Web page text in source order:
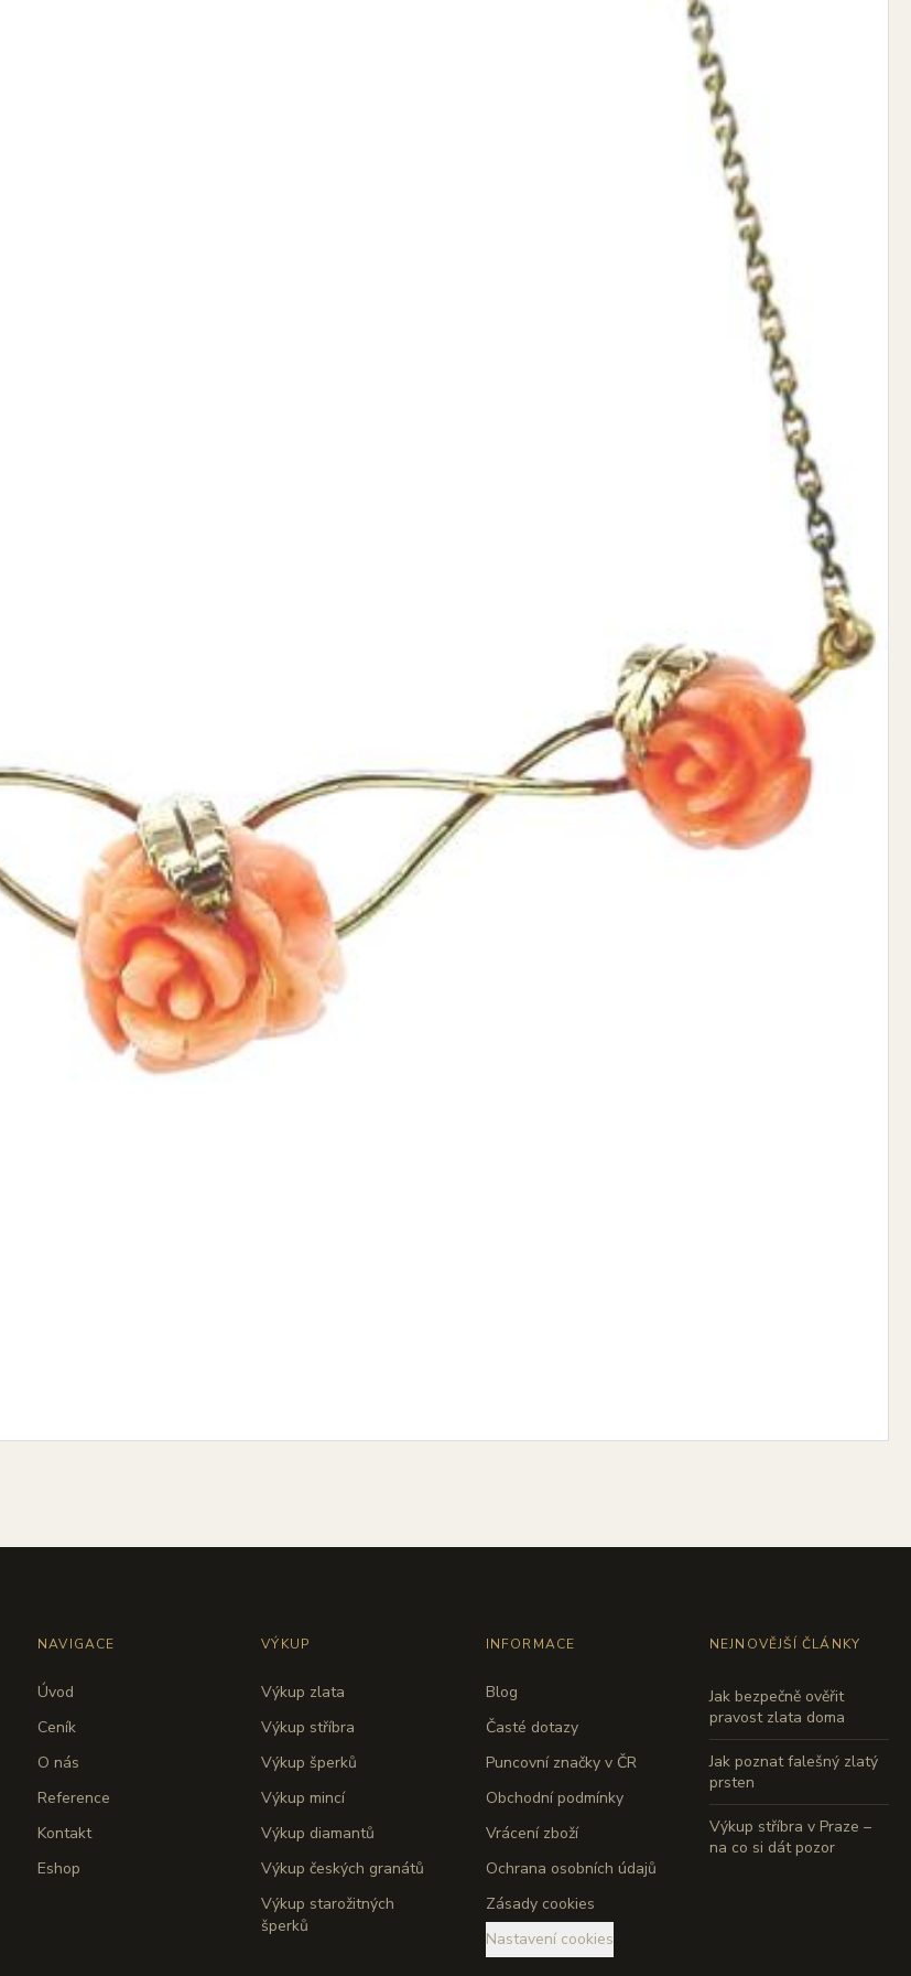
NAVIGACE
Úvod
Ceník
O nás
Reference
Kontakt
Eshop
VÝKUP
Výkup zlata
Výkup stříbra
Výkup šperků
Výkup mincí
Výkup diamantů
Výkup českých granátů
Výkup starožitných
šperků
INFORMACE
Blog
Časté dotazy
Puncovní značky v ČR
Obchodní podmínky
Vrácení zboží
Ochrana osobních údajů
Zásady cookies
Nastavení cookies
NEJNOVĚJŠÍ ČLÁNKY
Jak bezpečně ověřit
pravost zlata doma
Jak poznat falešný zlatý
prsten
Výkup stříbra v Praze –
na co si dát pozor